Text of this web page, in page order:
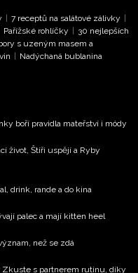
7 receptů na salátové zálivky
Pařížské rohlíčky
30 nejlepších
s uzeným masem a
Nadýchaná bublanina
boří pravidla mateřství i módy
život, Štíři uspějí a Ryby
drink, rande a do kina
palec a mají kitten heel
než se zdá
Zkuste s partnerem rutinu, díky